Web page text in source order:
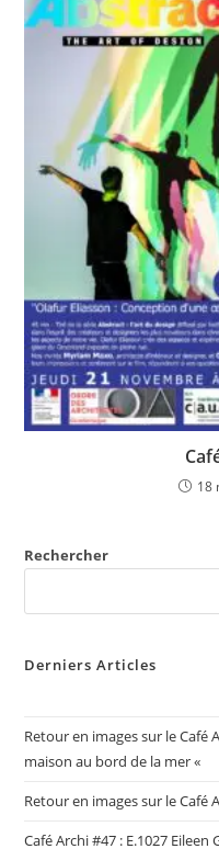
18
Rechercher
Derniers Articles
Retour en images sur le Café
maison au bord de la mer «
Retour en images sur le Café
Café Archi #47 : E.1027